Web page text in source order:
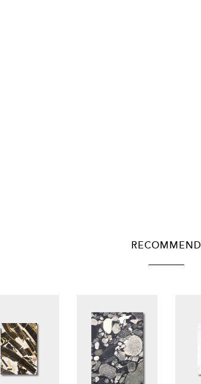
RECOMMEND